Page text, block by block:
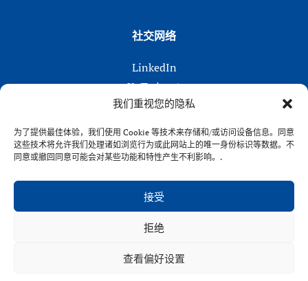
我们重视您的隐私
为了提供最佳体验，我们使用 Cookie 等技术来存储和/或访问设备信息。同意
这些技术将允许我们处理诸如浏览行为或此网站上的唯一身份标识等数据。不
同意或撤回同意可能会对某些功能和特性产生不利影响。.
接受
拒绝
查看偏好设置
社交网络
LinkedIn
X (Twitter)
Instagram
在 Facebook 上
VENFORT® 2026